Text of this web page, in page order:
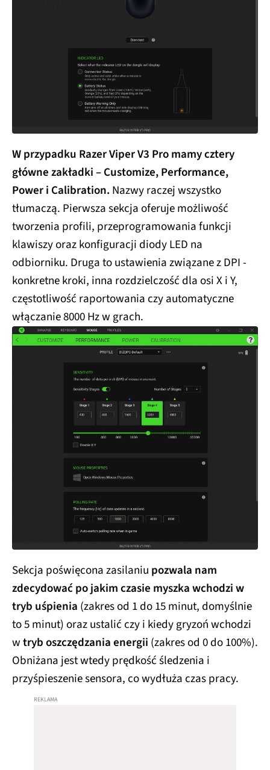
W przypadku Razer Viper V3 Pro mamy cztery
główne zakładki – Customize, Performance,
Power i Calibration. Nazwy raczej wszystko
tłumaczą. Pierwsza sekcja oferuje możliwość
tworzenia profili, przeprogramowania funkcji
klawiszy oraz konfiguracji diody LED na
odbiorniku. Druga to ustawienia związane z DPI -
konkretne kroki, inna rozdzielczość dla osi X i Y,
częstotliwość raportowania czy automatyczne
włączanie 8000 Hz w grach.
Sekcja poświęcona zasilaniu pozwala nam
zdecydować po jakim czasie myszka wchodzi w
tryb uśpienia (zakres od 1 do 15 minut, domyślnie
to 5 minut) oraz ustalić czy i kiedy gryzoń wchodzi
wtryb oszczędzania energii (zakres od 0 do 100%).
Obniżana jest wtedy prędkość śledzenia i
przyśpieszenie sensora, co wydłuża czas pracy.